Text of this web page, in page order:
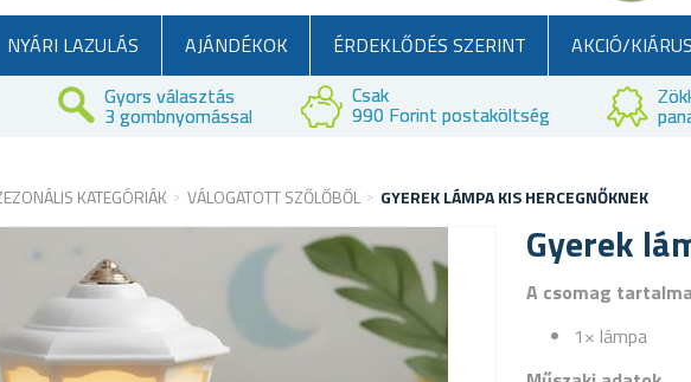
NYÁRI LAZULÁS AJÁNDÉKOK ÉRDEKLŐDÉS SZERINT AKCIÓ/
Gyors választás
3 gombnyomással
Csak
990 Forint postaköltség
KATEGÓRIÁK VÁLOGATOTT SZŐLŐBŐL GYEREK LÁMPA KIS HERCEGNŐKNEK
Gyerek
A csomag tartalma
1× lámpa